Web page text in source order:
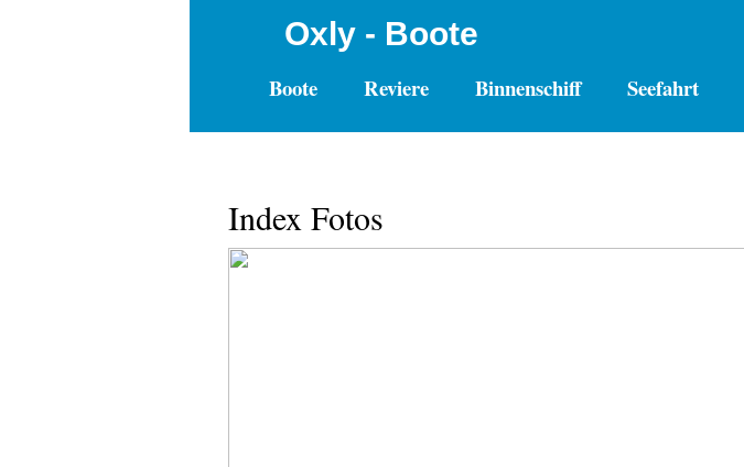
Oxly - Boote
Boote Reviere Binnenschiff Seefahrt
Index Fotos